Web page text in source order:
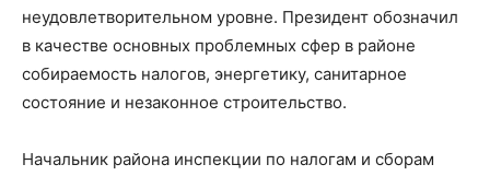
неудовлетворительном уровне. Президент обозначил
в качестве основных проблемных сфер в районе
собираемость налогов, энергетику, санитарное
состояние и незаконное строительство.
Начальник района инспекции по налогам и сборам